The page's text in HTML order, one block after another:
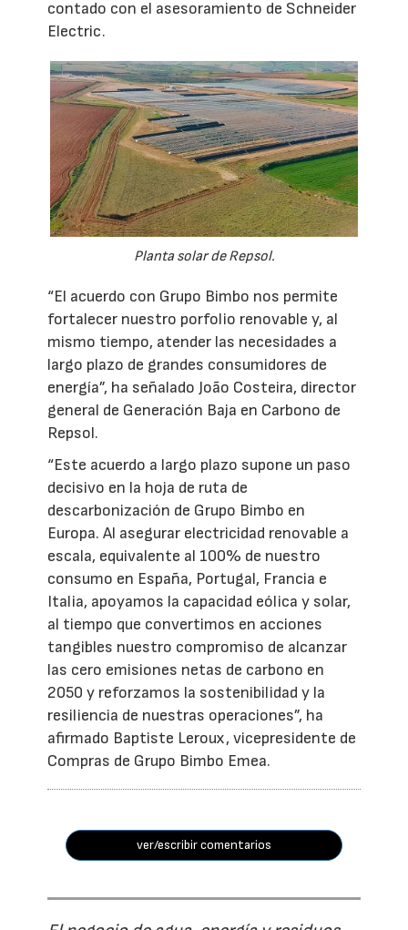
contado con el asesoramiento de Schneider
Electric.
Planta solar de Repsol.
“El acuerdo con Grupo Bimbo nos permite
fortalecer nuestro porfolio renovable y, al
mismo tiempo, atender las necesidades a
largo plazo de grandes consumidores de
energía”, ha señalado João Costeira, director
general de Generación Baja en Carbono de
Repsol.
“Este acuerdo a largo plazo supone un paso
decisivo en la hoja de ruta de
descarbonización de Grupo Bimbo en
Europa. Al asegurar electricidad renovable a
escala, equivalente al 100% de nuestro
consumo en España, Portugal, Francia e
Italia, apoyamos la capacidad eólica y solar,
al tiempo que convertimos en acciones
tangibles nuestro compromiso de alcanzar
las cero emisiones netas de carbono en
2050 y reforzamos la sostenibilidad y la
resiliencia de nuestras operaciones”, ha
afirmado Baptiste Leroux, vicepresidente de
Compras de Grupo Bimbo Emea.
ver/escribir comentarios